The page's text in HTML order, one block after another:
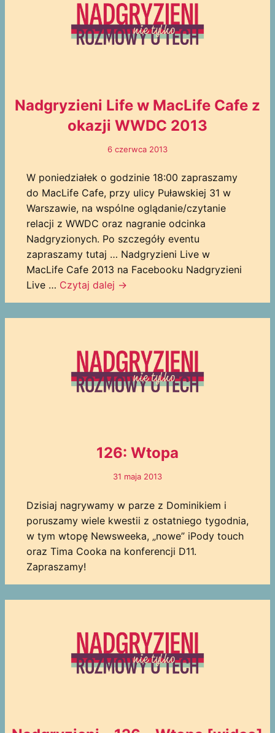
Nadgryzieni Life w MacLife Cafe z
okazji WWDC 2013
6 czerwca 2013
W poniedziałek o godzinie 18:00 zapraszamy
do MacLife Cafe, przy ulicy Puławskiej 31 w
Warszawie, na wspólne oglądanie/czytanie
relacji z WWDC oraz nagranie odcinka
Nadgryzionych. Po szczegóły eventu
zapraszamy tutaj … Nadgryzieni Live w
MacLife Cafe 2013 na Facebooku Nadgryzieni
Live … Czytaj dalej →
126: Wtopa
31 maja 2013
Dzisiaj nagrywamy w parze z Dominikiem i
poruszamy wiele kwestii z ostatniego tygodnia,
w tym wtopę Newsweeka, „nowe” iPody touch
oraz Tima Cooka na konferencji D11.
Zapraszamy!